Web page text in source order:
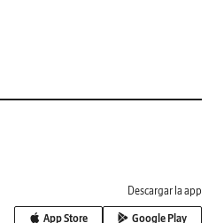
Descargar la app
App Store Google Play